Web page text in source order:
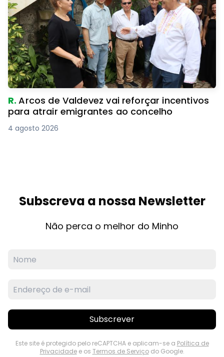
R.Arcos de Valdevez vai reforçar incentivos
para atrair emigrantes ao concelho
4 agosto 2026
Subscreva a nossa Newsletter
Não perca o melhor do Minho
Subscrever
Este site é protegido pelo reCAPTCHA e aplicam-se a Política de
Privacidadee os Termos de Serviçodo Google.